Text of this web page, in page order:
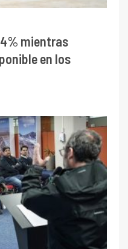
mientras
en los